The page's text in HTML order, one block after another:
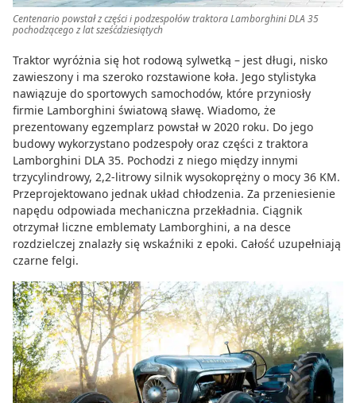
Centenario powstał z części i podzespołów traktora Lamborghini DLA 35
pochodzącego z lat sześćdziesiątych
Traktor wyróżnia się hot rodową sylwetką – jest długi, nisko
zawieszony i ma szeroko rozstawione koła. Jego stylistyka
nawiązuje do sportowych samochodów, które przyniosły
firmie Lamborghini światową sławę. Wiadomo, że
prezentowany egzemplarz powstał w 2020 roku. Do jego
budowy wykorzystano podzespoły oraz części z traktora
Lamborghini DLA 35. Pochodzi z niego między innymi
trzycylindrowy, 2,2-litrowy silnik wysokoprężny o mocy 36 KM.
Przeprojektowano jednak układ chłodzenia. Za przeniesienie
napędu odpowiada mechaniczna przekładnia. Ciągnik
otrzymał liczne emblematy Lamborghini, a na desce
rozdzielczej znalazły się wskaźniki z epoki. Całość uzupełniają
czarne felgi.